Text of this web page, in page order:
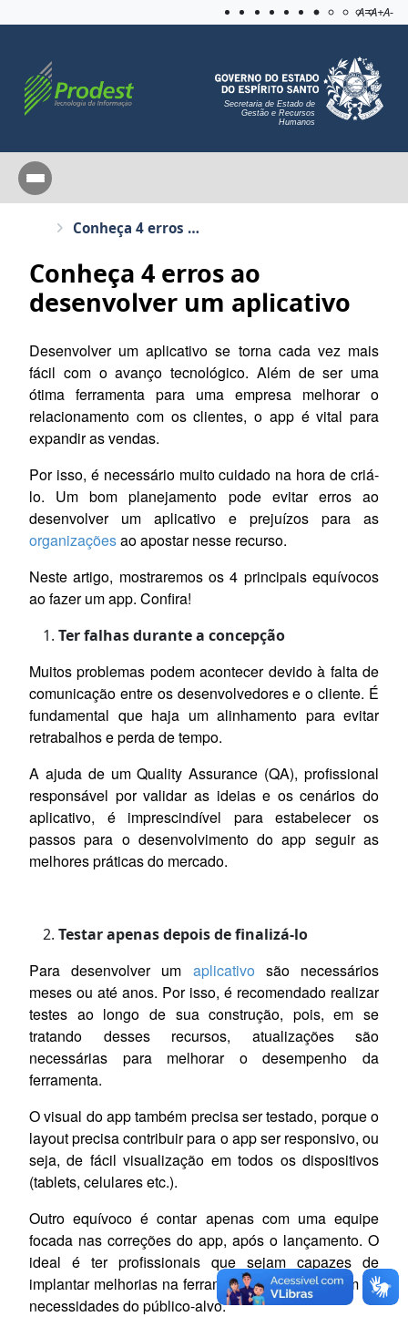
Aplicar
A=A+A-
Secretaria de Estado de
Gestão e Recursos
Humanos
Conheça 4 erros ao desenvolver um aplicativo
Conheça 4 erros ao
desenvolver um aplicativo
Desenvolver um aplicativo se torna cada vez mais
fácil com o avanço tecnológico. Além de ser uma
ótima ferramenta para uma empresa melhorar o
relacionamento com os clientes, o app é vital para
expandir as vendas.
Por isso, é necessário muito cuidado na hora de criá-
lo. Um bom planejamento pode evitar erros ao
desenvolver um aplicativo e prejuízos para as
organizaçõesao apostar nesse recurso.
Neste artigo, mostraremos os 4 principais equívocos
ao fazer um app. Confira!
Ter falhas durante a concepção
Muitos problemas podem acontecer devido à falta de
comunicação entre os desenvolvedores e o cliente. É
fundamental que haja um alinhamento para evitar
retrabalhos e perda de tempo.
A ajuda de um Quality Assurance (QA), profissional
responsável por validar as ideias e os cenários do
aplicativo, é imprescindível para estabelecer os
passos para o desenvolvimento do app seguir as
melhores práticas do mercado.
Testar apenas depois de finalizá-lo
Para desenvolver um aplicativo são necessários
meses ou até anos. Por isso, é recomendado realizar
testes ao longo de sua construção, pois, em se
tratando desses recursos, atualizações são
necessárias para melhorar o desempenho da
ferramenta.
O visual do app também precisa ser testado, porque o
layout precisa contribuir para o app ser responsivo, ou
seja, de fácil visualização em todos os dispositivos
(tablets, celulares etc.).
Outro equívoco é contar apenas com uma equipe
focada nas correções do app, após o lançamento. O
ideal é ter profissionais que sejam capazes de
implantar melhorias na ferramenta, de acordo com as
necessidades do público-alvo.